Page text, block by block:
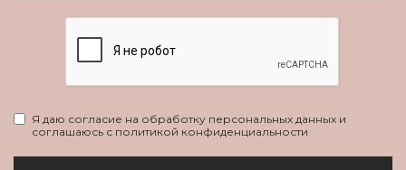
Я даю согласие на обработку персональных данных и
соглашаюсь с политикой конфиденциальности